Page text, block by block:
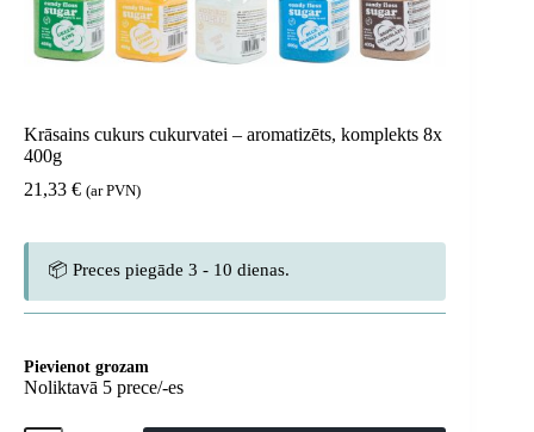
Krāsains cukurs cukurvatei – aromatizēts, komplekts 8x
400g
21,33 € (ar PVN)
📦 Preces piegāde 3 - 10 dienas.
Pievienot grozam
Noliktavā 5 prece/-es